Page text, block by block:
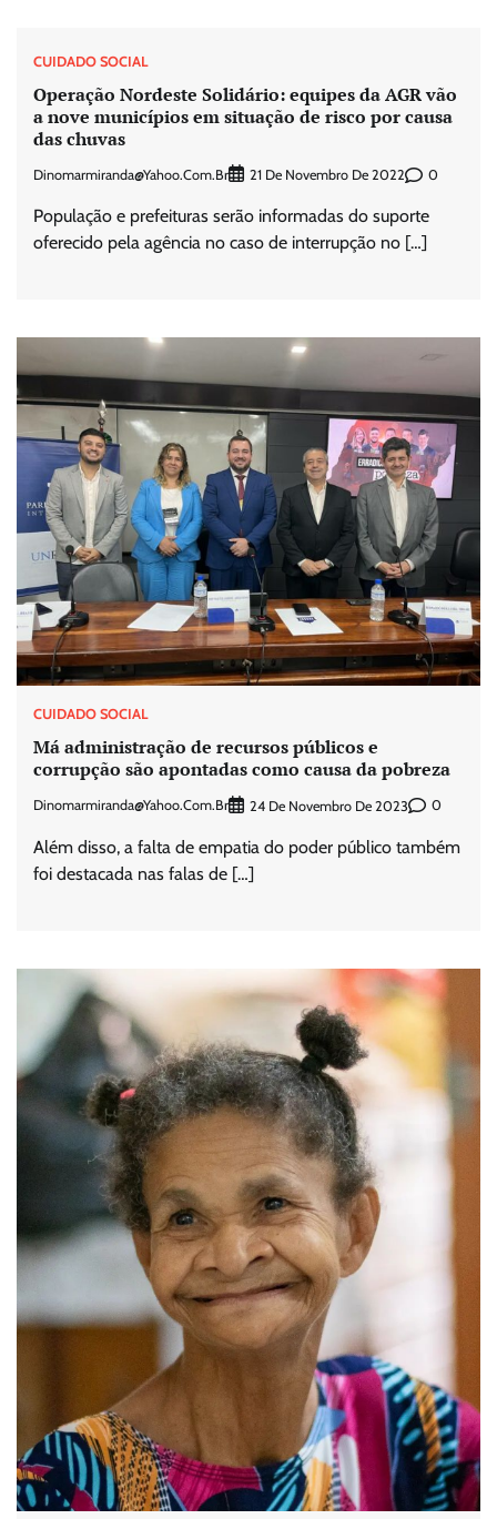
CUIDADO SOCIAL
Operação Nordeste Solidário: equipes da AGR vão
a nove municípios em situação de risco por causa
das chuvas
Dinomarmiranda@yahoo.com.br 21 De Novembro De 2022 0
População e prefeituras serão informadas do suporte
oferecido pela agência no caso de interrupção no […]
CUIDADO SOCIAL
Má administração de recursos públicos e
corrupção são apontadas como causa da pobreza
Dinomarmiranda@yahoo.com.br 24 De Novembro De 2023 0
Além disso, a falta de empatia do poder público também
foi destacada nas falas de […]